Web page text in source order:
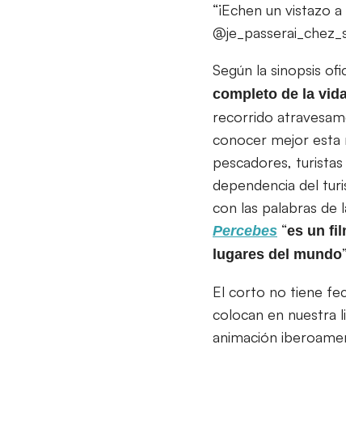
“¡Echen un vistazo
Según la sinopsis
completo de la
recorrido
conocer mejor esta
pescadores,
dependencia del
con las palabras de
Percebes “es un
lugares del mundo
El corto no tiene
colocan en nuestra
animación